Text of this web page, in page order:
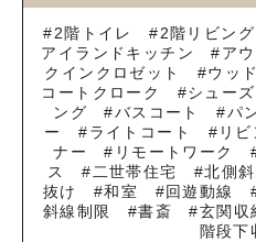
2階トイレ 2階リビング
アイランドキッチン
ア
クインクロゼット
ウッ
コートクローク
シュー
ング
バスコート パ
ー
ライトコート リ
ナー
リモートワーク
ス
二世帯住宅 北側
抜け
和室 回遊動線
斜線制限
書斎 玄関収
階段下